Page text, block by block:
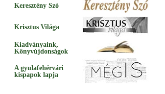
Keresztény Szó
Krisztus Világa
Kiadványaink,
Könyvújdonságok
A gyulafehérvári
kispapok lapja